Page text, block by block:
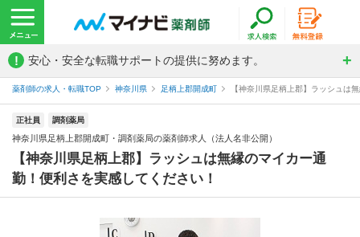
! 安心・安全な転職サポートの提供に努めます。
薬剤師の求人・転職TOP 神奈川県 足柄上郡開成町 【神奈川県足柄上郡】ラッシュは
正社員 調剤薬局
神奈川県足柄上郡開成町・調剤薬局の薬剤師求人（法人名非公開）
【神奈川県足柄上郡】ラッシュは無縁のマイカー通
勤！便利さを実感してください！